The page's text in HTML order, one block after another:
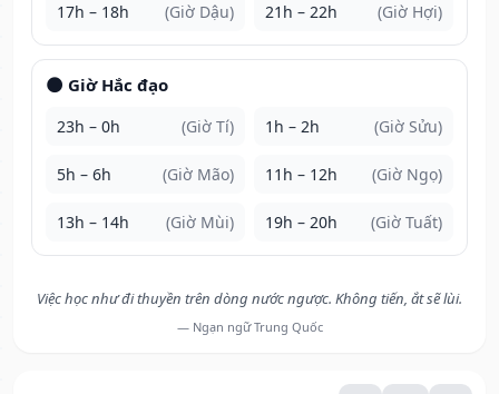
17h – 18h (Giờ Dậu) 21h – 22h (Giờ Hợi)
🌑 Giờ Hắc đạo
23h – 0h (Giờ Tí) 1h – 2h (Giờ Sửu)
5h – 6h (Giờ Mão) 11h – 12h (Giờ Ngọ)
13h – 14h (Giờ Mùi) 19h – 20h (Giờ Tuất)
Việc học như đi thuyền trên dòng nước ngược. Không tiến, ắt sẽ lùi.
— Ngạn ngữ Trung Quốc